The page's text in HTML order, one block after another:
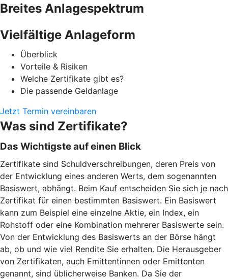
Breites Anlagespektrum
Vielfältige Anlageform
Überblick
Vorteile & Risiken
Welche Zertifikate gibt es?
Die passende Geldanlage
Jetzt Termin vereinbaren
Was sind Zertifikate?
Das Wichtigste auf einen Blick
Zertifikate sind Schuldverschreibungen, deren Preis von
der Entwicklung eines anderen Werts, dem sogenannten
Basiswert, abhängt. Beim Kauf entscheiden Sie sich je nach
Zertifikat für einen bestimmten Basiswert. Ein Basiswert
kann zum Beispiel eine einzelne Aktie, ein Index, ein
Rohstoff oder eine Kombination mehrerer Basiswerte sein.
Von der Entwicklung des Basiswerts an der Börse hängt
ab, ob und wie viel Rendite Sie erhalten. Die Herausgeber
von Zertifikaten, auch Emittentinnen oder Emittenten
genannt, sind üblicherweise Banken. Da Sie der